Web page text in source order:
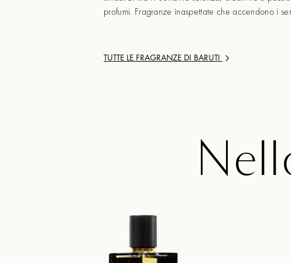
profumi. Fragranze inaspettate che accendono i
TUTTE LE FRAGRANZE DI BARUTI